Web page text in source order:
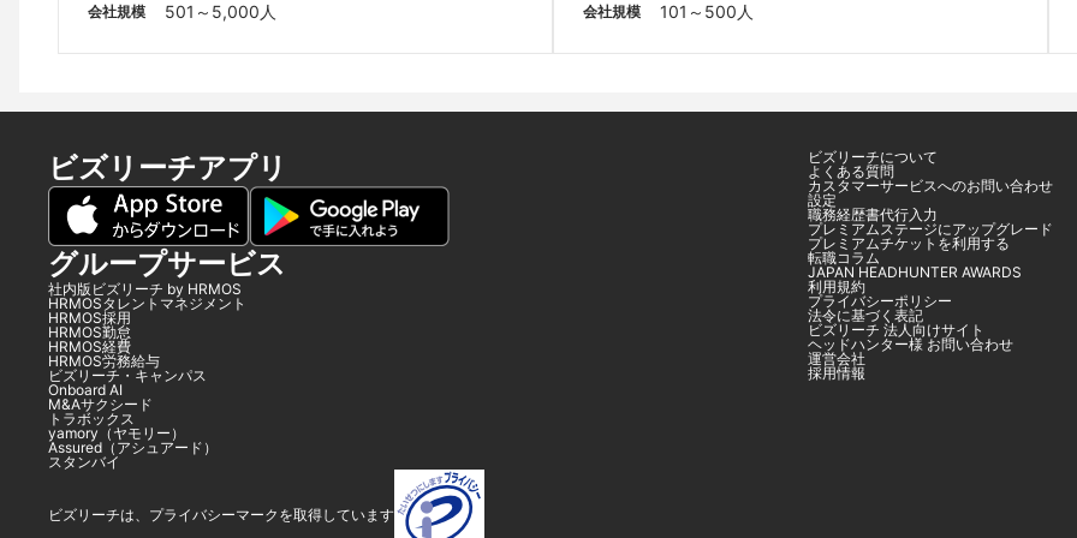
会社規模 501～5,000人 会社規模 101～500人
ビズリーチアプリ
グループサービス
社内版ビズリーチ by HRMOS
HRMOSタレントマネジメント
HRMOS採用
HRMOS勤怠
HRMOS経費
HRMOS労務給与
ビズリーチ・キャンパス
Onboard AI
M&Aサクシード
トラボックス
yamory（ヤモリー）
Assured（アシュアード）
スタンバイ
ビズリーチについて
よくある質問
カスタマーサービスへのお問い合わせ
設定
職務経歴書代行入力
プレミアムステージにアップグレード
プレミアムチケットを利用する
転職コラム
JAPAN HEADHUNTER AWARDS
利用規約
プライバシーポリシー
法令に基づく表記
ビズリーチ 法人向けサイト
ヘッドハンター様 お問い合わせ
運営会社
採用情報
ビズリーチは、プライバシーマークを取得しています